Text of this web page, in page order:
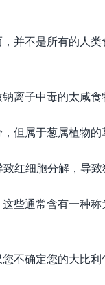
并不是所有的人
离子中毒的太咸食
但属于葱属植物的
红细胞分解，导致
些通常含有一种
不确定您的大比